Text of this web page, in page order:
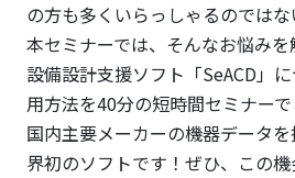
の方も多くいらっしゃるのではな
本セミナーでは、そんなお悩み
設備設計支援ソフト「SeACD」
用方法を40分の短時間セミナーで
国内主要メーカーの機器データ
界初のソフトです！ぜひ、この